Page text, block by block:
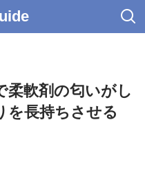
柔軟剤の匂いがし
を長持ちさせる